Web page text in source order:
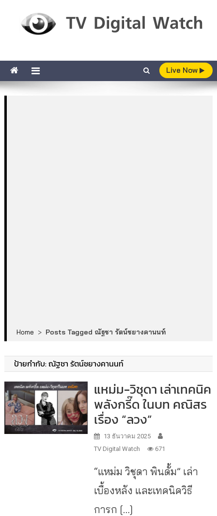
Live Now
Home > Posts Tagged ณัฐชา รัตน์ชยางคานนท์
ป้ายกำกับ:ณัฐชา รัตน์ชยางคานนท์
แหม่ม-วิชุดา เล่าเทคนิค
พลังกรี๊ด ในบท คณิสร
เรื่อง “ลวง”
13 ธันวาคม 2025
TV Digital Watch
671
“แหม่ม วิชุดา พินดั้ม” เล่า
เบื้องหลัง และเทคนิควิธี
การก […]